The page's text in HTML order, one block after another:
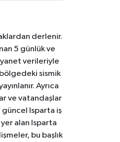
derlenir.
5 günlük ve
verileriyle
sismik
Ayrıca
ve vatandaşlar
güncel Isparta iş
alan Isparta
bu başlık